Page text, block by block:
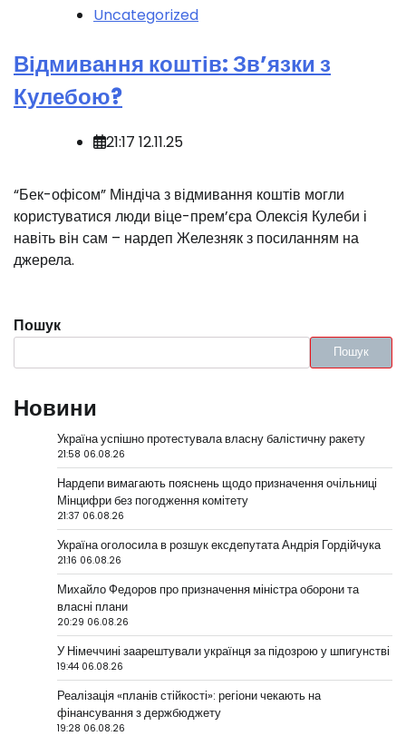
Uncategorized
Відмивання коштів: Зв’язки з
Кулебою?
21:17 12.11.25
“Бек-офісом” Міндіча з відмивання коштів могли
користуватися люди віце-прем’єра Олексія Кулеби і
навіть він сам – нардеп Железняк з посиланням на
джерела.
Пошук
Пошук
Новини
Україна успішно протестувала власну балістичну ракету
21:58 06.08.26
Нардепи вимагають пояснень щодо призначення очільниці
Мінцифри без погодження комітету
21:37 06.08.26
Україна оголосила в розшук ексдепутата Андрія Гордійчука
21:16 06.08.26
Михайло Федоров про призначення міністра оборони та
власні плани
20:29 06.08.26
У Німеччині заарештували українця за підозрою у шпигунстві
19:44 06.08.26
Реалізація «планів стійкості»: регіони чекають на
фінансування з держбюджету
19:28 06.08.26